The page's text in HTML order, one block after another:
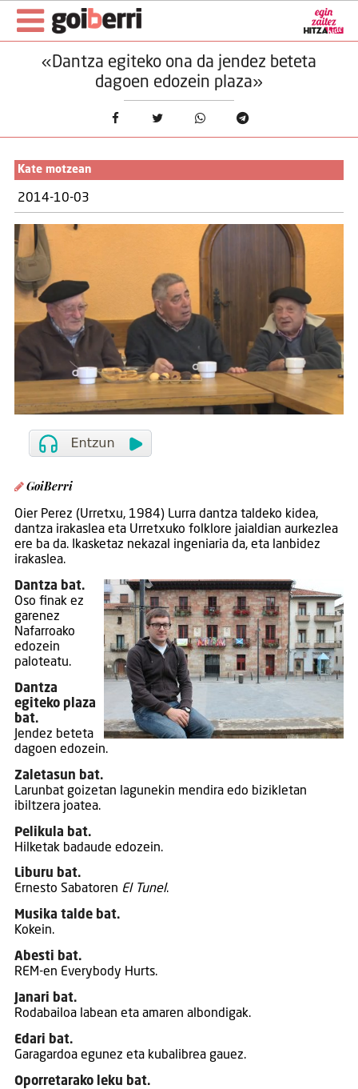
«Dantza egiteko ona da jendez beteta
dagoen edozein plaza»
Kate motzean
2014-10-03
GoiBerri
Oier Perez (Urretxu, 1984) Lurra dantza taldeko kidea,
dantza irakaslea eta Urretxuko folklore jaialdian aurkezlea
ere ba da. Ikasketaz nekazal ingeniaria da, eta lanbidez
irakaslea.
Dantza bat.
Oso finak ez
garenez
Nafarroako
edozein
paloteatu.
Dantza
egiteko plaza
bat.
Jendez beteta
dagoen edozein.
Zaletasun bat.
Larunbat goizetan lagunekin mendira edo bizikletan
ibiltzera joatea.
Pelikula bat.
Hilketak badaude edozein.
Liburu bat.
Ernesto Sabatoren El Tunel.
Musika talde bat.
Kokein.
Abesti bat.
REM-en Everybody Hurts.
Janari bat.
Rodabailoa labean eta amaren albondigak.
Edari bat.
Garagardoa egunez eta kubalibrea gauez.
Oporretarako leku bat.